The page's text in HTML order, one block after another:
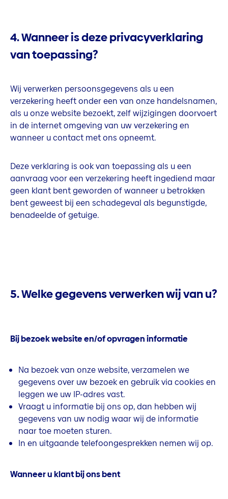
4. Wanneer is deze privacyverklaring
van toepassing?
Wij verwerken persoonsgegevens als u een
verzekering heeft onder een van onze handelsnamen,
als u onze website bezoekt, zelf wijzigingen doorvoert
in de internet omgeving van uw verzekering en
wanneer u contact met ons opneemt.
Deze verklaring is ook van toepassing als u een
aanvraag voor een verzekering heeft ingediend maar
geen klant bent geworden of wanneer u betrokken
bent geweest bij een schadegeval als begunstigde,
benadeelde of getuige.
5. Welke gegevens verwerken wij van u?
Bij bezoek website en/of opvragen informatie
Na bezoek van onze website, verzamelen we
gegevens over uw bezoek en gebruik via cookies en
leggen we uw IP-adres vast.
Vraagt u informatie bij ons op, dan hebben wij
gegevens van uw nodig waar wij de informatie
naar toe moeten sturen.
In en uitgaande telefoongesprekken nemen wij op.
Wanneer u klant bij ons bent